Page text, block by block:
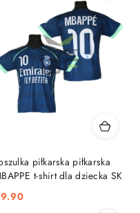
piłkarska piłkarska
t-shirt dla dziecka SK